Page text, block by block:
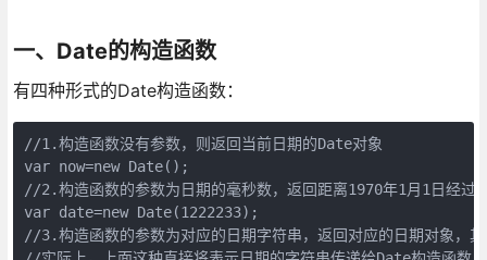
一、Date的构造函数
有四种形式的Date构造函数：
//1.构造函数没有参数，则返回当前日期的Date对象
var now=new Date();
//2.构造函数的参数为日期的毫秒数，返回距离1970年1月1日经过
var date=new Date(1222233);
//3.构造函数的参数为对应的日期字符串，返回对应的日期对象，